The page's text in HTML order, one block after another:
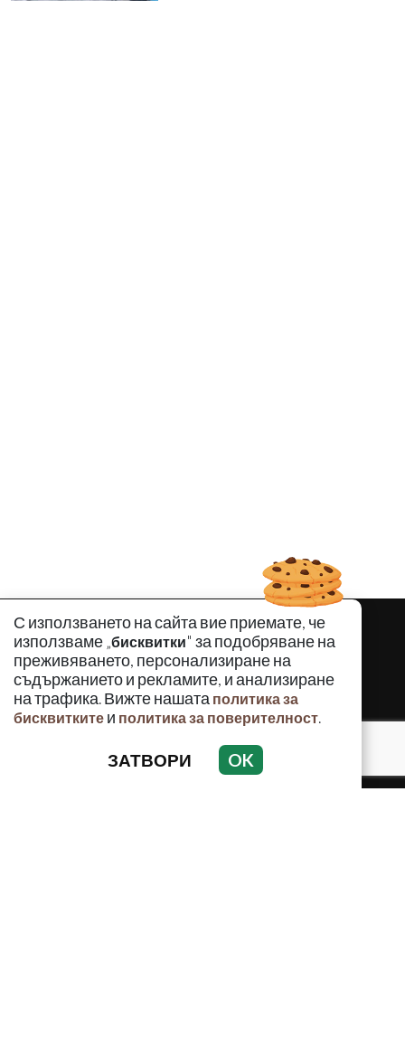
С използването на сайта вие приемате, че
използваме „бисквитки" за подобряване на
преживяването, персонализиране на
съдържанието и рекламите, и анализиране
на трафика. Вижте нашата политика за
бисквитките и политика за поверителност.
ЗАТВОРИ OK